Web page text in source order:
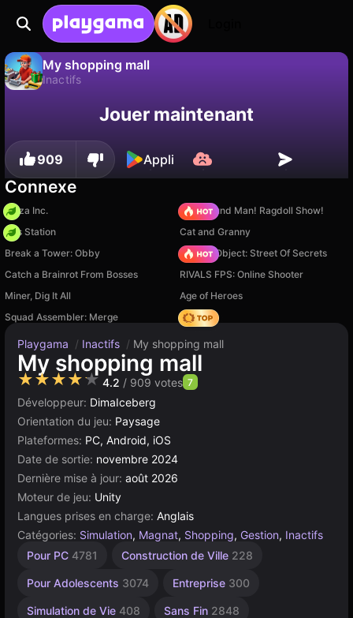
My shopping mall
Inactifs
progression !
Non Enregistrer
Jouer maintenant
909 Appli
Connexe
Pizza Inc.
Playground Man! Ragdoll Show!
Gas Station
Cat and Granny
Break a Tower: Obby
Hidden Object: Street Of Secrets
Catch a Brainrot From Bosses
RIVALS FPS: Online Shooter
Miner, Dig It All
Age of Heroes
Squad Assembler: Merge
Hedgies
Playgama / Inactifs / My shopping mall
My shopping mall
★★★★★ 4.2 / 909 votes 7
Développeur: DimaIceberg
Orientation du jeu: Paysage
Plateformes: PC, Android, iOS
Date de sortie: novembre 2024
Dernière mise à jour: août 2026
Moteur de jeu: Unity
Langues prises en charge: Anglais
Catégories: Simulation, Magnat, Shopping, Gestion, Inactifs
Pour PC 4781 Construction de Ville 228
Pour Adolescents 3074 Entreprise 300
Simulation de Vie 408 Sans Fin 2848
Bureau
À 1
4146
Indépendants
Incrémentaux
Gestion
Ressources
Haute
3569
Navigateur
Unity
ligne